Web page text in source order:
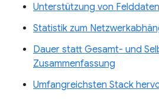
Unterstützung von
Statistik zum
Dauer statt Gesamt- und
Zusammenfassung
Umfangreichsten Stack